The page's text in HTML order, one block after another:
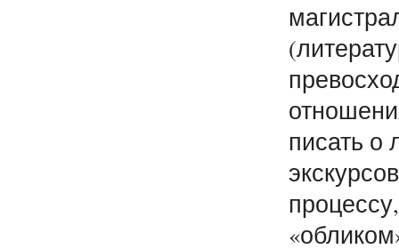
писать о